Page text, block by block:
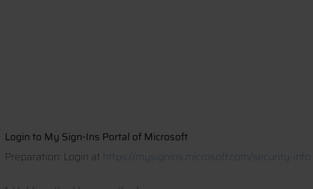
Login to My Sign-Ins Portal of Microsoft
Preparation: Login at https://mysignins.microsoft.com/security-info